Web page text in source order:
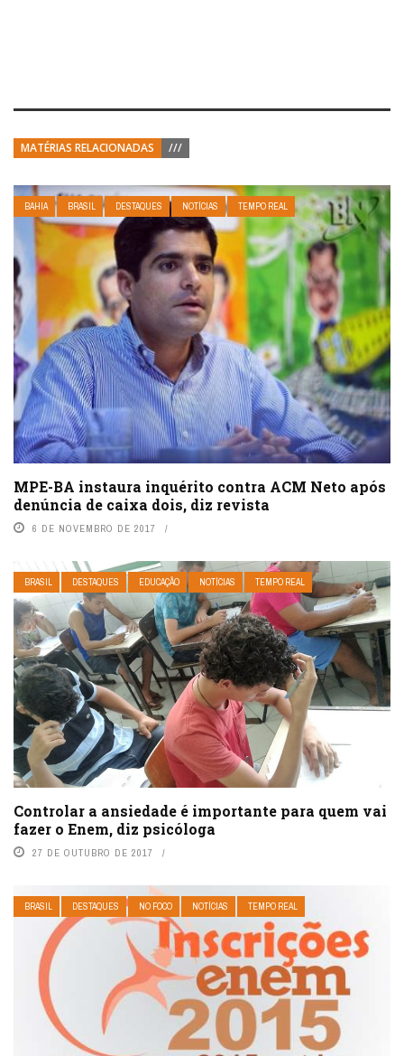
MATÉRIAS RELACIONADAS ///
BAHIA BRASIL DESTAQUES NOTÍCIAS TEMPO REAL
MPE-BA instaura inquérito contra ACM Neto após
denúncia de caixa dois, diz revista
6 DE NOVEMBRO DE 2017
BRASIL DESTAQUES EDUCAÇÃO NOTÍCIAS TEMPO REAL
Controlar a ansiedade é importante para quem vai
fazer o Enem, diz psicóloga
27 DE OUTUBRO DE 2017
BRASIL DESTAQUES NO FOCO NOTÍCIAS TEMPO REAL